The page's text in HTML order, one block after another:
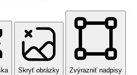
Skryť obrázky Zvýrazniť nadpisy